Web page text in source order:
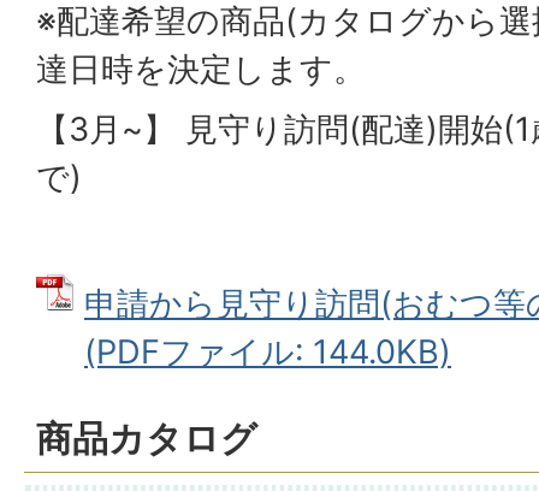
※配達希望の商品(カタログから
達日時を決定します。
【3月~】 見守り訪問(配達)開始
で)
申請から見守り訪問(おむつ
(PDFファイル: 144.0KB)
商品カタログ